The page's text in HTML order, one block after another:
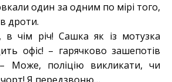
один за одним по мірі того,
дроти.
чім річ! Сашка як із мотузка
офіс! – гарячково зашепотів
Може, поліцію викликати, чи